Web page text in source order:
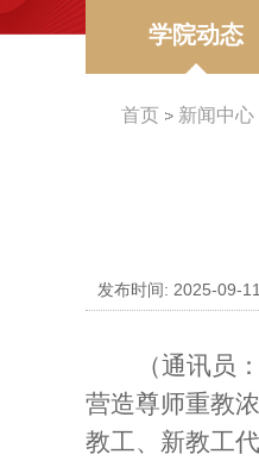
学院动态
首页 新闻中心
发布时间: 2025-09-11
（通讯员
营造尊师重教
教工、 新教工